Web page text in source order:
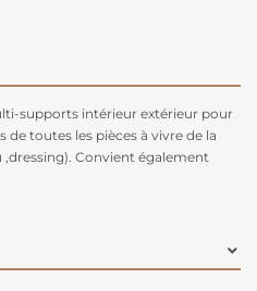
supports intérieur extérieur pour
de toutes les pièces à vivre de la
Convient également